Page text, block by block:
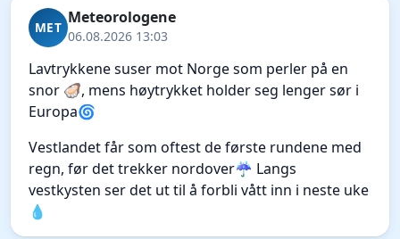
MET
Meteorologene
06.08.2026 13:03
Lavtrykkene suser mot Norge som perler på en
snor 🦪, mens høytrykket holder seg lenger sør i
Europa🌀
Vestlandet får som oftest de første rundene med
regn, før det trekker nordover☔ Langs
vestkysten ser det ut til å forbli vått inn i neste uke
💧